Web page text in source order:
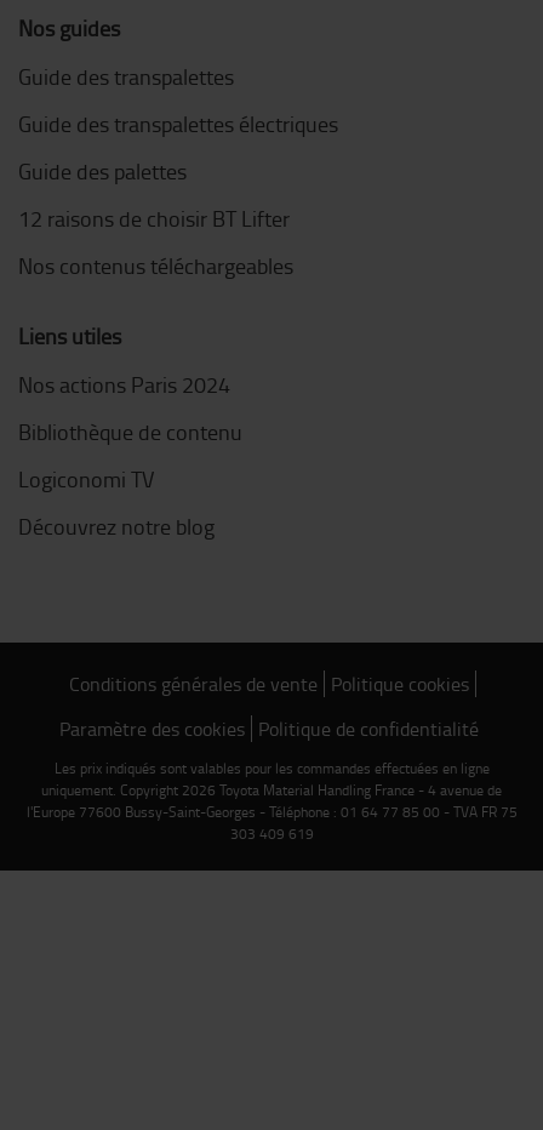
Nos guides
Guide des transpalettes
Guide des transpalettes électriques
Guide des palettes
12 raisons de choisir BT Lifter
Nos contenus téléchargeables
Liens utiles
Nos actions Paris 2024
Bibliothèque de contenu
Logiconomi TV
Découvrez notre blog
Conditions générales de vente Politique cookies
Paramètre des cookies Politique de confidentialité
Les prix indiqués sont valables pour les commandes effectuées en ligne
uniquement. Copyright 2026 Toyota Material Handling France - 4 avenue de
l'Europe 77600 Bussy-Saint-Georges - Téléphone : 01 64 77 85 00 - TVA FR 75
303 409 619